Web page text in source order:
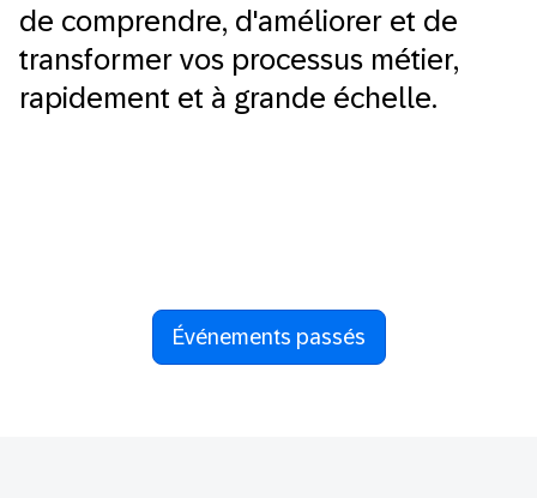
de comprendre, d'améliorer et de
transformer vos processus métier,
rapidement et à grande échelle.
Événements passés